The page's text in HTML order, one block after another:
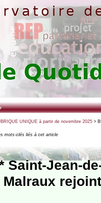
UNIQUE à partir de novembre 2025>
mots-clés liés à cet article
Saint-Jean-
Malraux